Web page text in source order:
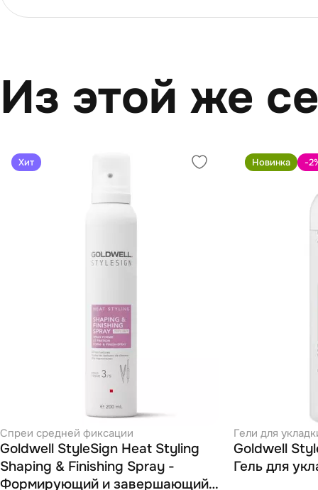
Из этой же
Хит
Спреи средней фиксации
Goldwell StyleSign Heat Styling
Shaping & Finishing Spray -
Формирующий и завершающий
Новинка -2
Гели для
Goldwell
Гель для